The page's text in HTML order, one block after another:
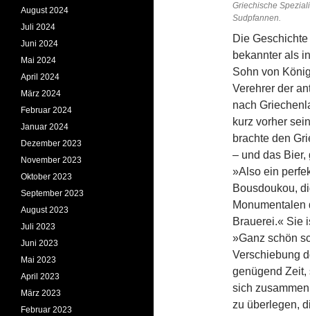
Griechische
Die
bekannter als
Sohn von
Verehrer der
nach
kurz vorher
brachte den
– und das Bier,
»Also ein
Bousdoukou,
Brauerei.« Sie
»Ganz schön
Verschiebung
genügend Zeit,
sich
zu überlegen,
August 2024
Juli 2024
Juni 2024
Mai 2024
April 2024
März 2024
Februar 2024
Januar 2024
Dezember 2023
November 2023
Oktober 2023
September 2023
August 2023
Juli 2023
Juni 2023
Mai 2023
April 2023
März 2023
Februar 2023